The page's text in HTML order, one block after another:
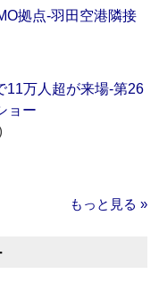
拠点‐羽田空港隣接
11万人超が来場‐第26
ョー
もっと見る »